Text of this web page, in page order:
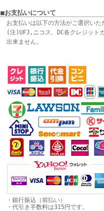
■お支払いについて
お支払いは以下の方法がご選択いた
(注)UFJ,ニコス、DC各クレジット
出来ません。
・銀行振込（前払い）
・代引き手数料は315円です。